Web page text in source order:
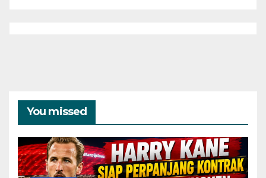
You missed